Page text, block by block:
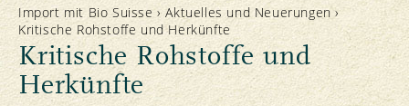
Import mit Bio Suisse›Aktuelles und Neuerungen›
Kritische Rohstoffe und Herkünfte
Kritische Rohstoffe und
Herkünfte